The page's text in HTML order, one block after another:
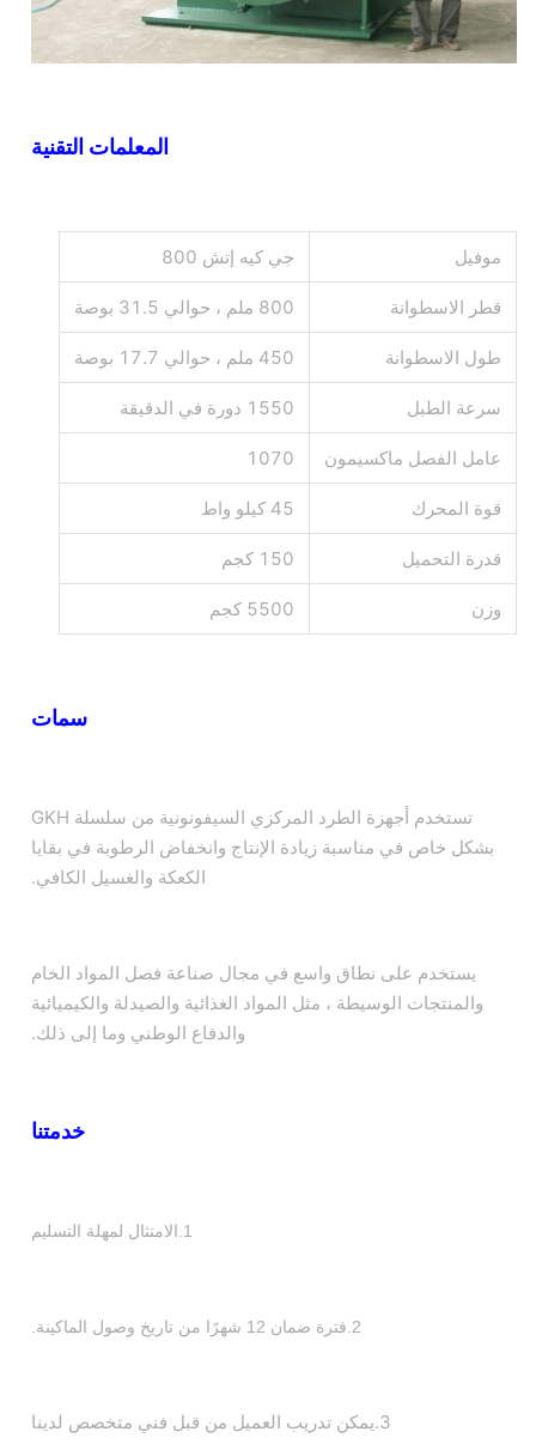
المعلمات التقنية
موفيل جي كيه إتش 800
قطر الاسطوانة 800 ملم ، حوالي 31.5 بوصة
طول الاسطوانة 450 ملم ، حوالي 17.7 بوصة
سرعة الطبل 1550 دورة في الدقيقة
عامل الفصل ماكسيمون 1070
قوة المحرك 45 كيلو واط
قدرة التحميل 150 كجم
وزن 5500 كجم
سمات
تستخدم أجهزة الطرد المركزي السيفونونية من سلسلة GKH
بشكل خاص في مناسبة زيادة الإنتاج وانخفاض الرطوبة في بقايا
الكعكة والغسيل الكافي.
يستخدم على نطاق واسع في مجال صناعة فصل المواد الخام
والمنتجات الوسيطة ، مثل المواد الغذائية والصيدلة والكيميائية
والدفاع الوطني وما إلى ذلك.
خدمتنا
1.الامتثال لمهلة التسليم
2.فترة ضمان 12 شهرًا من تاريخ وصول الماكينة.
3.يمكن تدريب العميل من قبل فني متخصص لدينا